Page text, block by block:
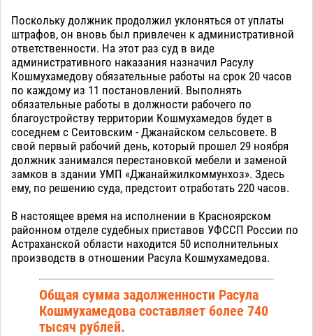
Поскольку должник продолжил уклоняться от уплаты
штрафов, он вновь был привлечен к административной
ответственности. На этот раз суд в виде
административного наказания назначил Расулу
Кошмухамедову обязательные работы на срок 20 часов
по каждому из 11 постановлений. Выполнять
обязательные работы в должности рабочего по
благоустройству территории Кошмухамедов будет в
соседнем с Сеитовским - Джанайском сельсовете. В
свой первый рабочий день, который прошел 29 ноября
должник занимался перестановкой мебели и заменой
замков в здании УМП «Джанайжилкоммунхоз». Здесь
ему, по решению суда, предстоит отработать 220 часов.
В настоящее время на исполнении в Красноярском
районном отделе судебных приставов УФССП России по
Астраханской области находится 50 исполнительных
производств в отношении Расула Кошмухамедова.
Общая сумма задолженности Расула
Кошмухамедова составляет более 740
тысяч рублей.